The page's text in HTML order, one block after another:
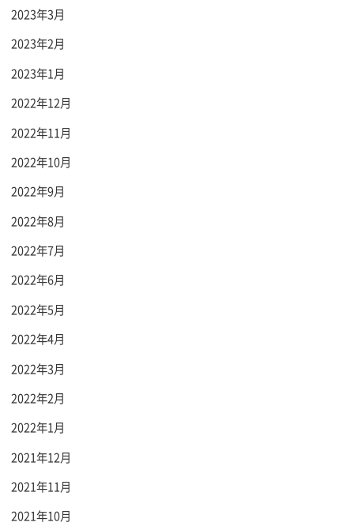
2023年3月
2023年2月
2023年1月
2022年12月
2022年11月
2022年10月
2022年9月
2022年8月
2022年7月
2022年6月
2022年5月
2022年4月
2022年3月
2022年2月
2022年1月
2021年12月
2021年11月
2021年10月